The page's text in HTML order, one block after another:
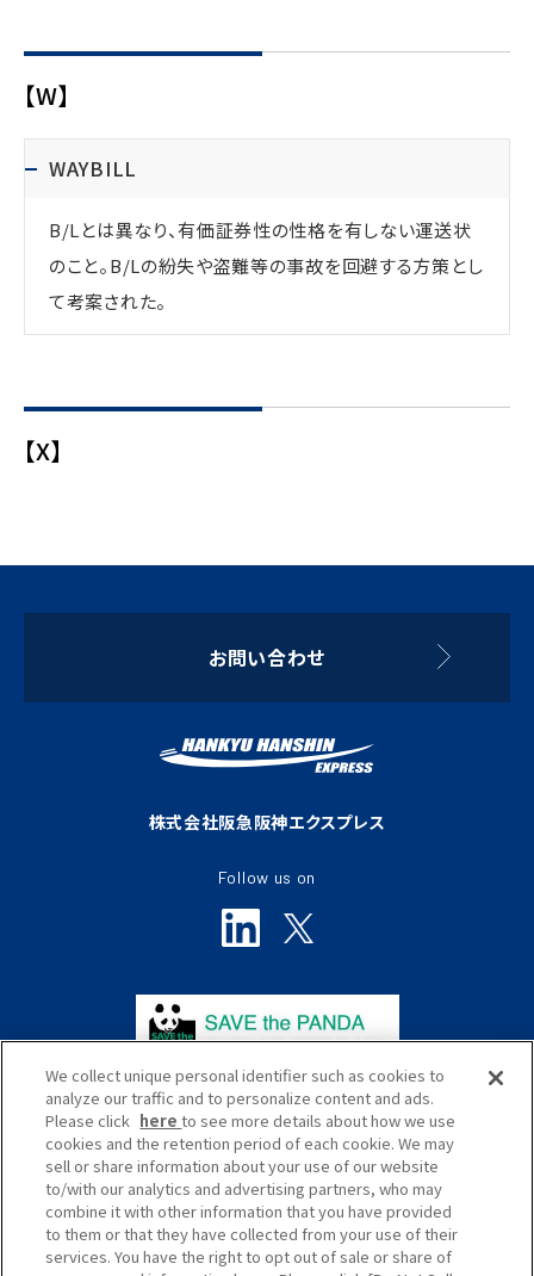
【W】
WAYBILL
B/Lとは異なり、有価証券性の性格を有しない運送状
のこと。B/Lの紛失や盗難等の事故を回避する方策とし
て考案された。
【X】
お問い合わせ
株式会社阪急阪神エクスプレス
Follow us on
プライバシーポリシー
サイトポリシー
ソーシャルメディアポリシー
サイトマップ
We collect unique personal identifier such as cookies to
analyze our traffic and to personalize content and ads.
Please click hereto see more details about how we use
cookies and the retention period of each cookie. We may
sell or share information about your use of our website
to/with our analytics and advertising partners, who may
combine it with other information that you have provided
to them or that they have collected from your use of their
services. You have the right to opt out of sale or share of